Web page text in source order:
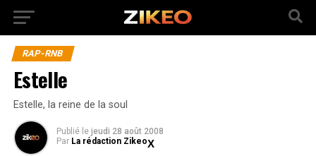
RAP-RNB
Estelle
Estelle, la reine de la soul
Publié le jeudi 28 août 2008
Par La rédaction Zikeo